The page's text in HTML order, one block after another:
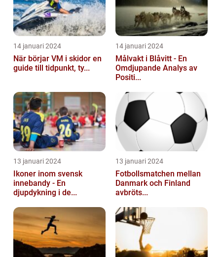
14 januari 2024
När börjar VM i skidor en
guide till tidpunkt, ty...
14 januari 2024
Målvakt i Blåvitt - En
Omdjupande Analys av
Positi...
13 januari 2024
Ikoner inom svensk
innebandy - En
djupdykning i de...
13 januari 2024
Fotbollsmatchen mellan
Danmark och Finland
avbröts...